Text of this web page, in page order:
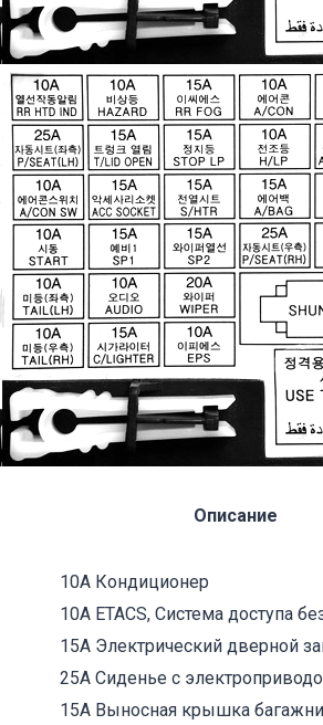
Описание
10А Кондиционер
10А ETACS, Система доступа
15А Электрический дверной
25А Сиденье с
15А Выносная крышка